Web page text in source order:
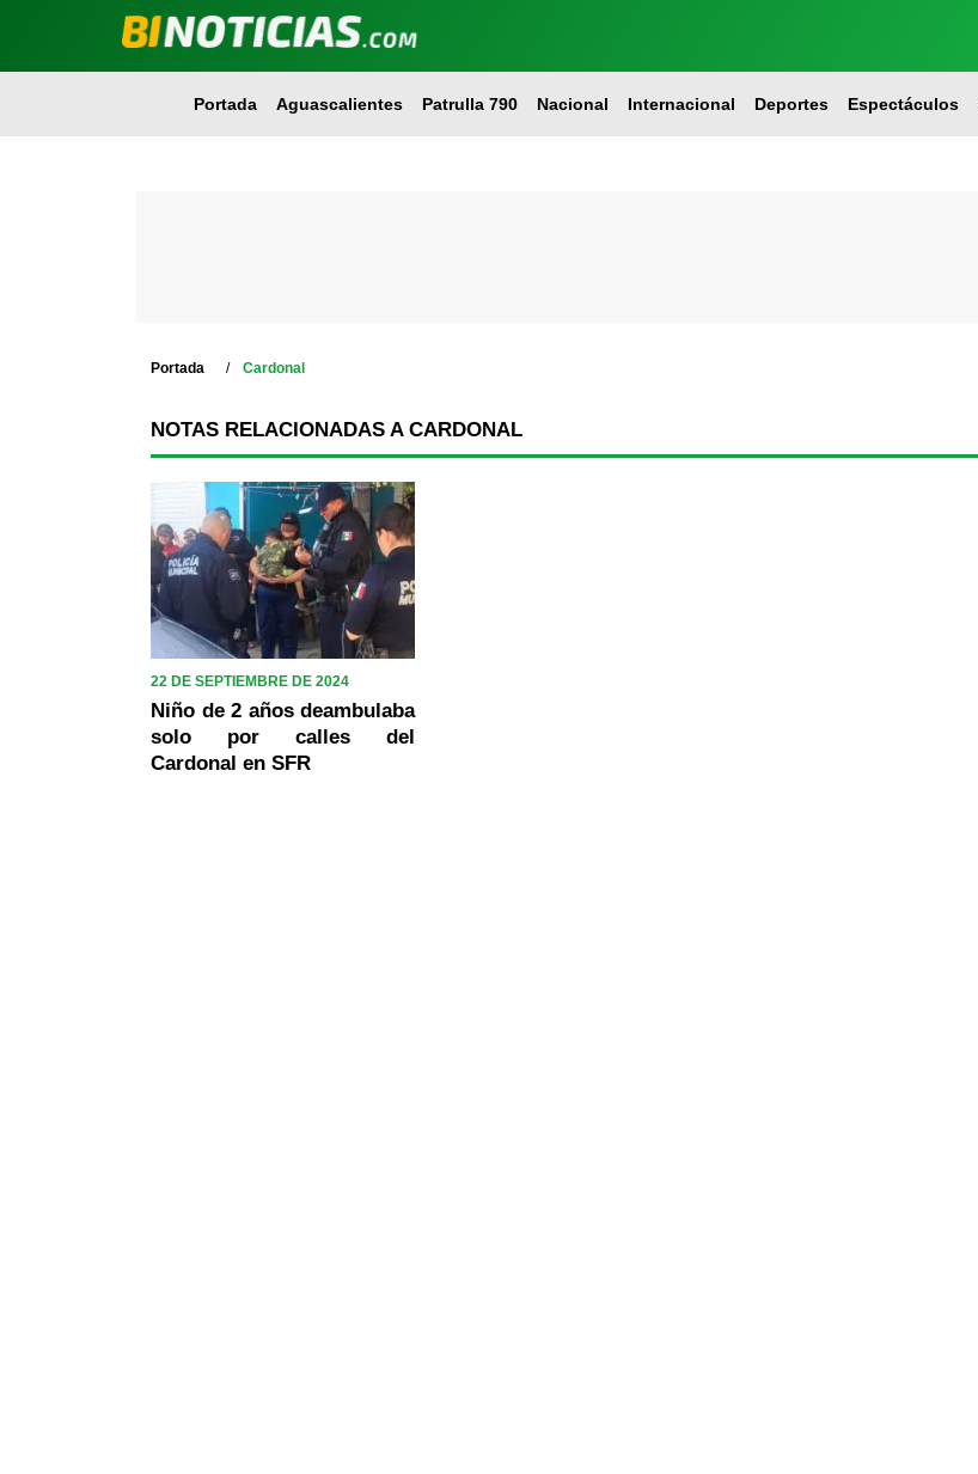
Portada Aguascalientes Patrulla 790 Nacional Internacional Deportes Espectáculos
Portada Cardonal
NOTAS RELACIONADAS A CARDONAL
22 DE SEPTIEMBRE DE 2024
Niño de 2 años deambulaba
solo por calles del
Cardonal en SFR